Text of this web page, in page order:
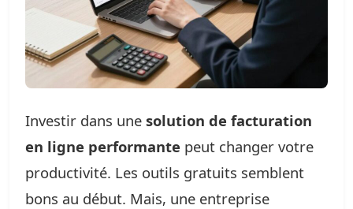
Investir dans une solution de facturation
en ligne performante peut changer votre
productivité. Les outils gratuits semblent
bons au début. Mais, une entreprise